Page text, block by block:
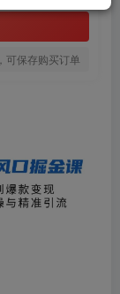
可保存购买订单